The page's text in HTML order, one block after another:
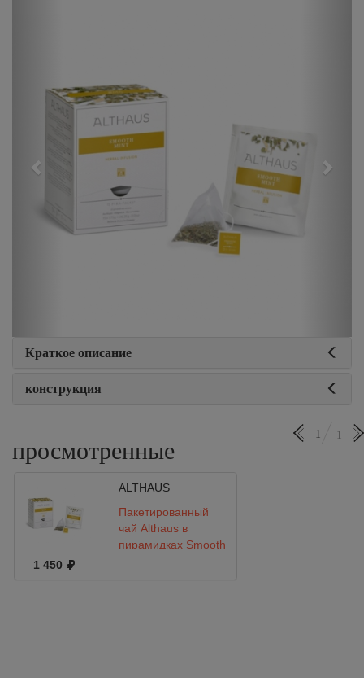
Краткое описание
конструкция
просмотренные
1 1
ALTHAUS
Пакетированный
чай Althaus в
пирамидках Smooth
1 450